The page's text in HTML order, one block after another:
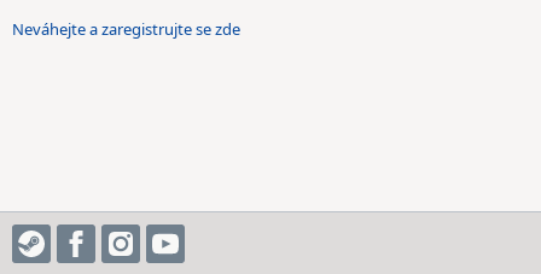
Neváhejte a zaregistrujte se zde